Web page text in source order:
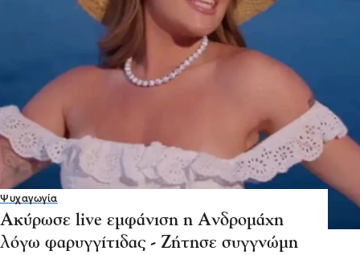
Ψυχαγωγία
Ακύρωσε live εμφάνιση η Ανδρομάχη
λόγω φαρυγγίτιδας - Ζήτησε συγγνώμη